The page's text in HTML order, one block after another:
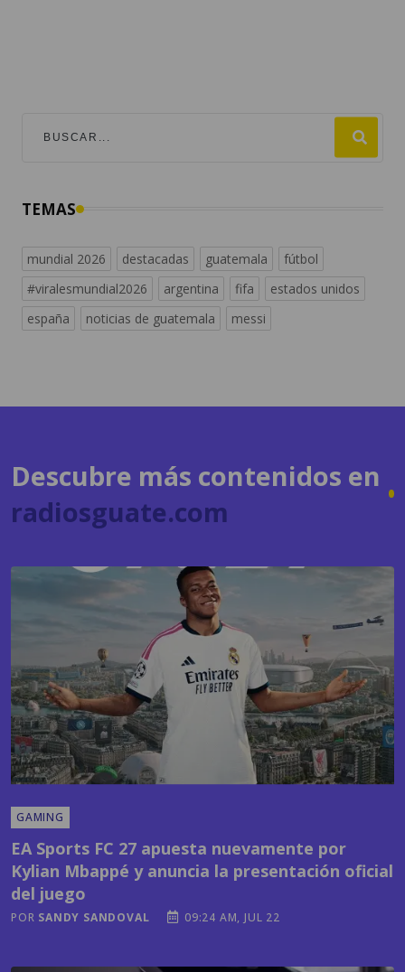
mundial 2026
españa
noticias de guatemala messi
radiosguate.com
GAMING
Kylian Mbappé y anuncia la presentación oficial
del juego
PORSANDY SANDOVAL 09:24 AM, JUL 22